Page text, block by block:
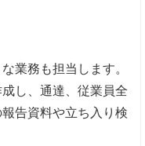
業務も担当します。
し、通達、従業員全
告資料や立ち入り検